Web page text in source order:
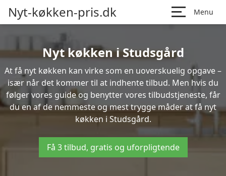
Nyt-køkken-pris.dk Menu
Nyt køkken i Studsgård
At få nyt køkken kan virke som en uoverskuelig opgave –
især når det kommer til at indhente tilbud. Men hvis du
følger vores guide og benytter vores tilbudstjeneste, får
du en af de nemmeste og mest trygge måder at få nyt
køkken i Studsgård.
Få 3 tilbud, gratis og uforpligtende